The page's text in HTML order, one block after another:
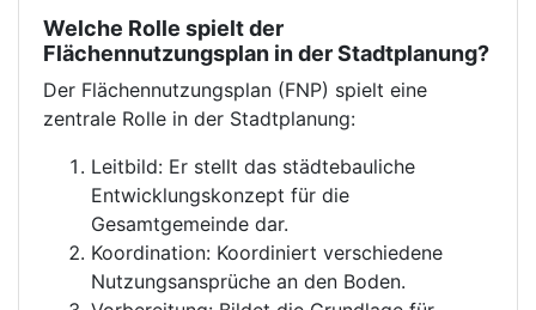
Welche Rolle spielt der
Flächennutzungsplan in der Stadtplanung?
Der Flächennutzungsplan (FNP) spielt eine
zentrale Rolle in der Stadtplanung:
Leitbild: Er stellt das städtebauliche
Entwicklungskonzept für die
Gesamtgemeinde dar.
Koordination: Koordiniert verschiedene
Nutzungsansprüche an den Boden.